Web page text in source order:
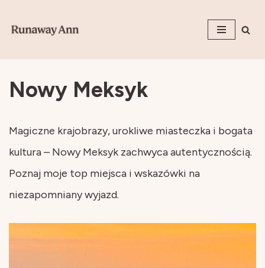
Przejdź
Nowy Meksyk
Magiczne krajobrazy, urokliwe miasteczka i bogata
kultura – Nowy Meksyk zachwyca autentycznością.
Poznaj moje top miejsca i wskazówki na
niezapomniany wyjazd.